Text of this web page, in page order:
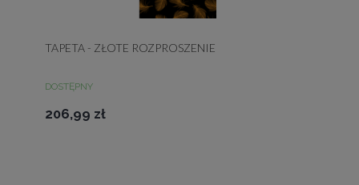
TAPETA - ZŁOTE ROZPROSZENIE
DOSTĘPNY
206,99 zł